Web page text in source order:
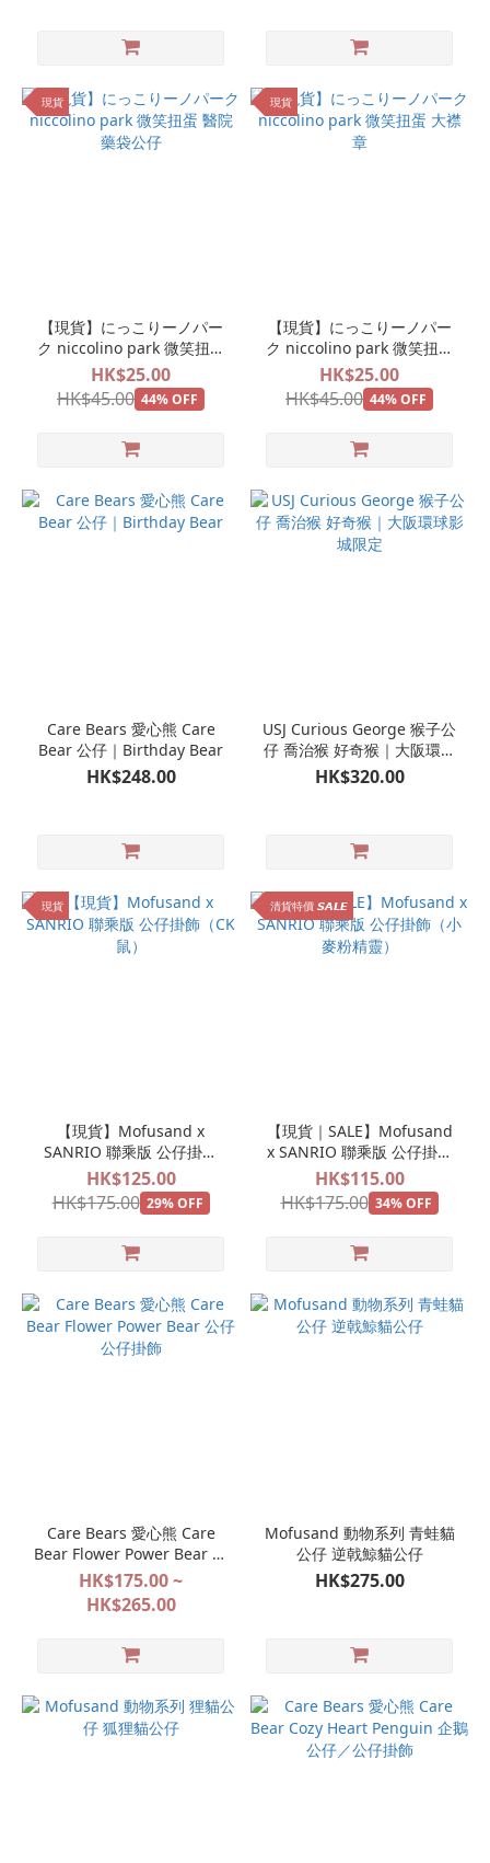
現貨
【現貨】にっこりーノパー
ク niccolino park 微笑扭蛋
醫院 藥袋公仔
HK$25.00
HK$45.00 44% OFF
現貨
【現貨】にっこりーノパー
ク niccolino park 微笑扭蛋
大襟章
HK$25.00
HK$45.00 44% OFF
Care Bears 愛心熊 Care
Bear 公仔｜Birthday Bear
HK$248.00
USJ Curious George 猴子公
仔 喬治猴 好奇猴｜大阪環球
影城限定
HK$320.00
現貨
【現貨】Mofusand x
SANRIO 聯乘版 公仔掛飾
（CK鼠）
HK$125.00
HK$175.00 29% OFF
清貨特價 𝙎𝘼𝙇𝙀
【現貨｜SALE】Mofusand
x SANRIO 聯乘版 公仔掛飾
（小麥粉精靈）
HK$115.00
HK$175.00 34% OFF
Care Bears 愛心熊 Care
Bear Flower Power Bear 公
仔 公仔掛飾
HK$175.00 ~
HK$265.00
Mofusand 動物系列 青蛙貓
公仔 逆戟鯨貓公仔
HK$275.00